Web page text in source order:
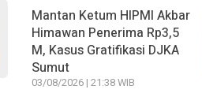
Mantan Ketum HIPMI Akbar
Himawan Penerima Rp3,5
M, Kasus Gratifikasi DJKA
Sumut
03/08/2026 | 21:38 WIB